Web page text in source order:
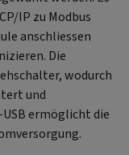
IP zu Modbus
anschliessen
Die
wodurch
und
ermöglicht die